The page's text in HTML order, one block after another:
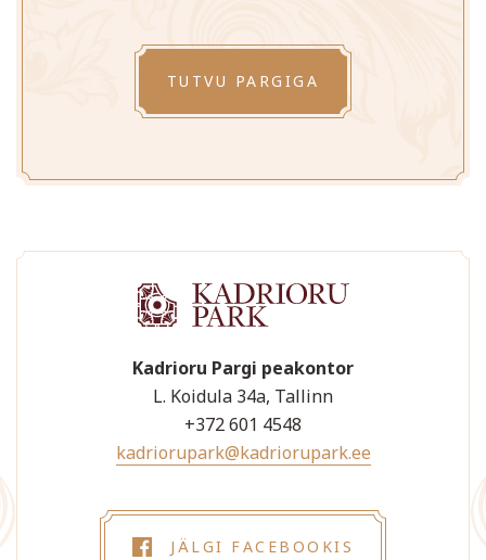
TUTVU PARGIGA
Kadrioru Pargi peakontor
L. Koidula 34a, Tallinn
+372 601 4548
kadriorupark@kadriorupark.ee
JÄLGI FACEBOOKIS